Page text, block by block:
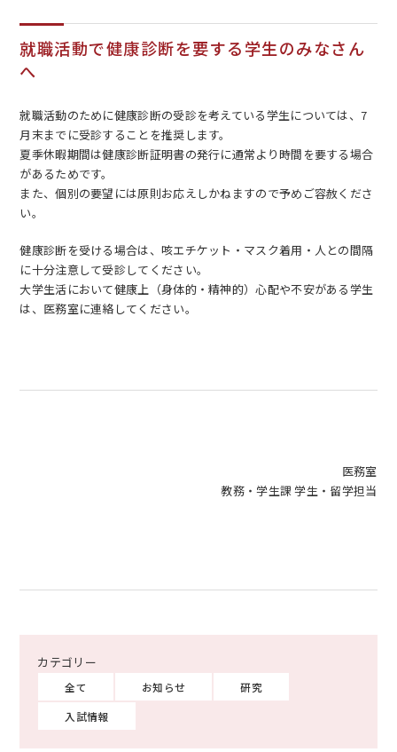
就職活動で健康診断を要する学生のみなさん
へ
就職活動のために健康診断の受診を考えている学生については、7
月末までに受診することを推奨します。
夏季休暇期間は健康診断証明書の発行に通常より時間を要する場合
があるためです。
また、個別の要望には原則お応えしかねますので予めご容赦くださ
い。
健康診断を受ける場合は、咳エチケット・マスク着用・人との間隔
に十分注意して受診してください。
大学生活において健康上（身体的・精神的）心配や不安がある学生
は、医務室に連絡してください。
医務室
教務・学生課 学生・留学担当
全て お知らせ
研究
入試情報